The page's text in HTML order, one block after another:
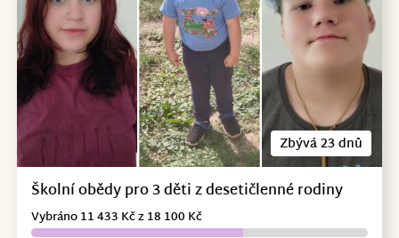
Zbývá 23 dnů
Školní obědy pro 3 děti z desetičlenné rodiny
Vybráno 11 433 Kč z 18 100 Kč